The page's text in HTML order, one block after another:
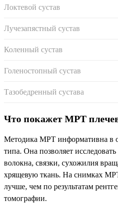
Локтевой сустав
Лучезапястный сустав
Коленный сустав
Голеностопный сустав
Тазобедренный сустава
Что покажет МРТ
Методика МРТ информативна в
типа. Она позволяет
волокна, связки, сухожилия
хрящевую ткань. На снимках
лучше, чем по результатам
томографии.